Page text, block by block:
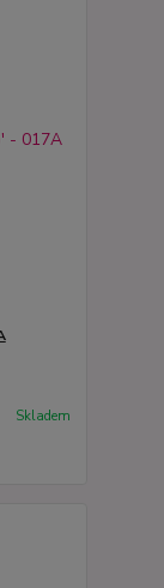
Skladem